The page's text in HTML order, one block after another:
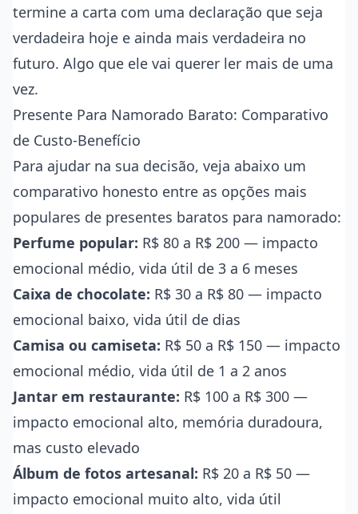
termine a carta com uma declaração que seja
verdadeira hoje e ainda mais verdadeira no
futuro. Algo que ele vai querer ler mais de uma
vez.
Presente Para Namorado Barato: Comparativo
de Custo-Benefício
Para ajudar na sua decisão, veja abaixo um
comparativo honesto entre as opções mais
populares de presentes baratos para namorado:
Perfume popular: R$ 80 a R$ 200 — impacto
emocional médio, vida útil de 3 a 6 meses
Caixa de chocolate: R$ 30 a R$ 80 — impacto
emocional baixo, vida útil de dias
Camisa ou camiseta: R$ 50 a R$ 150 — impacto
emocional médio, vida útil de 1 a 2 anos
Jantar em restaurante: R$ 100 a R$ 300 —
impacto emocional alto, memória duradoura,
mas custo elevado
Álbum de fotos artesanal: R$ 20 a R$ 50 —
impacto emocional muito alto, vida útil